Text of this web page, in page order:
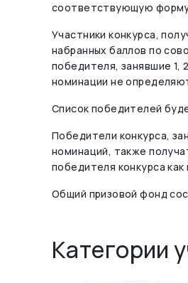
соответствующую форму.
Участники конкурса,
набранных баллов по
победителя, занявшие 1,
номинации не
Список победителей
Победители конкурса,
номинаций, также
победителя конкурса
Общий призовой фонд
Категории